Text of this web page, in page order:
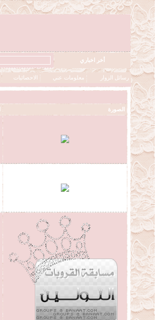
أخر اخباري
رسائل الزوار معلومات عني الاحصائيات
الصورة